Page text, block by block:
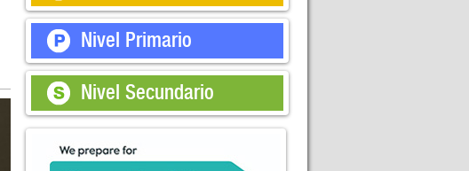
Nivel Primario
Nivel Secundario